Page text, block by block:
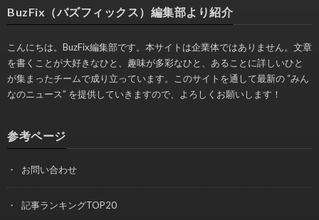
BuzFix（バズフィックス）編集部より紹介
こんにちは。BuzFix編集部です。本サイトは企業体ではありません。文章
を書くことが大好きなひと、趣味が多彩なひと、あることに詳しいひと
が集まったチームで成り立っています。このサイトを通して最新の “みん
なのニュース” を提供していきますので、よろしくお願いします！
参考ページ
お問い合わせ
記事ランキングTOP20